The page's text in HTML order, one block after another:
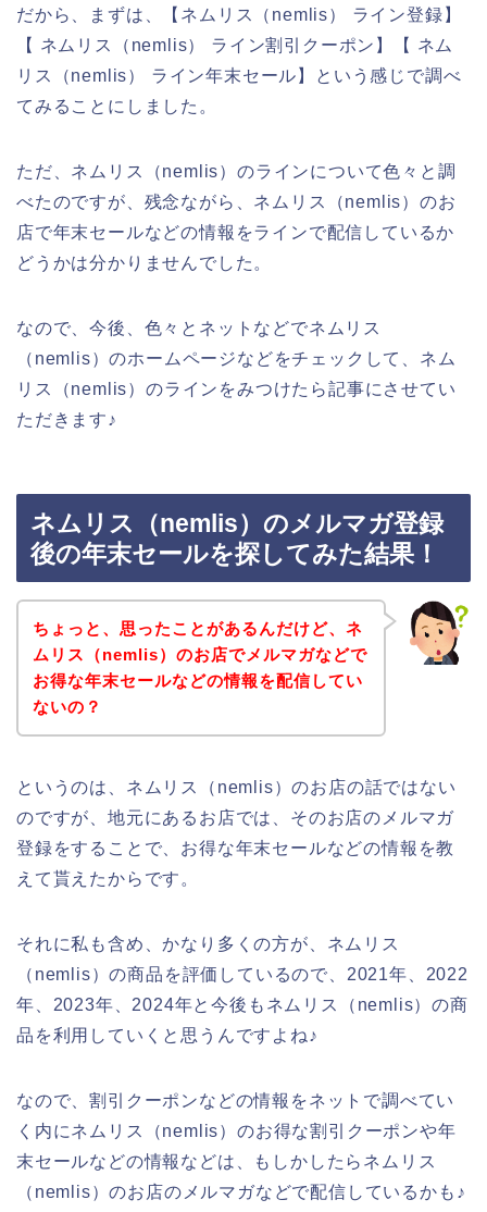
だから、まずは、【ネムリス（nemlis） ライン登録】
【 ネムリス（nemlis） ライン割引クーポン】【 ネム
リス（nemlis） ライン年末セール】という感じで調べ
てみることにしました。
ただ、ネムリス（nemlis）のラインについて色々と調
べたのですが、残念ながら、ネムリス（nemlis）のお
店で年末セールなどの情報をラインで配信しているか
どうかは分かりませんでした。
なので、今後、色々とネットなどでネムリス
（nemlis）のホームページなどをチェックして、ネム
リス（nemlis）のラインをみつけたら記事にさせてい
ただきます♪
ネムリス（nemlis）のメルマガ登録
後の年末セールを探してみた結果！
ちょっと、思ったことがあるんだけど、ネ
ムリス（nemlis）のお店でメルマガなどで
お得な年末セールなどの情報を配信してい
ないの？
というのは、ネムリス（nemlis）のお店の話ではない
のですが、地元にあるお店では、そのお店のメルマガ
登録をすることで、お得な年末セールなどの情報を教
えて貰えたからです。
それに私も含め、かなり多くの方が、ネムリス
（nemlis）の商品を評価しているので、2021年、2022
年、2023年、2024年と今後もネムリス（nemlis）の商
品を利用していくと思うんですよね♪
なので、割引クーポンなどの情報をネットで調べてい
く内にネムリス（nemlis）のお得な割引クーポンや年
末セールなどの情報などは、もしかしたらネムリス
（nemlis）のお店のメルマガなどで配信しているかも♪